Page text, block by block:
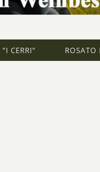
CERRI" ROSATO